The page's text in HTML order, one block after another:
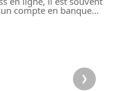
compte en banque…